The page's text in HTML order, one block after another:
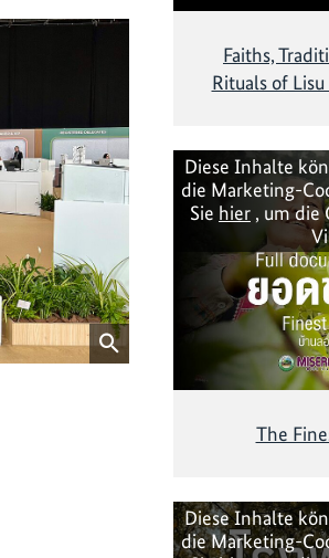
Faiths,
Rituals of
Diese Inhalte
die Marketing-
Sie hier , um die
The
Diese Inhalte
die Marketing-